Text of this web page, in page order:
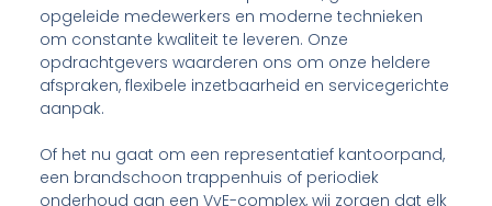
opgeleide medewerkers en moderne technieken
om constante kwaliteit te leveren. Onze
opdrachtgevers waarderen ons om onze heldere
afspraken, flexibele inzetbaarheid en servicegerichte
aanpak.
Of het nu gaat om een representatief kantoorpand,
een brandschoon trappenhuis of periodiek
onderhoud aan een VvE-complex, wij zorgen dat elk